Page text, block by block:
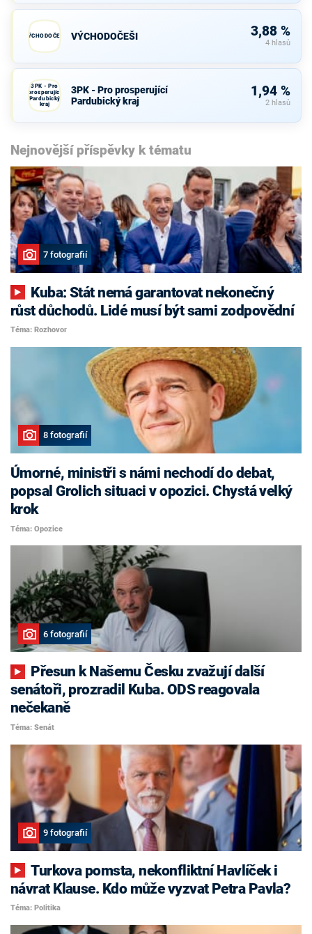
VÝCHODOČEŠI VÝCHODOČEŠI 3,88 %
4 hlasů
3PK - Pro
prosperující
Pardubický
kraj
3PK - Pro prosperující
Pardubický kraj
1,94 %
2 hlasů
Nejnovější příspěvky k tématu
7 fotografií
růst důchodů. Lidé musí být sami zodpovědní
Téma: Rozhovor
8 fotografií
Úmorné, ministři s námi nechodí do debat,
popsal Grolich situaci v opozici. Chystá velký
krok
Téma: Opozice
6 fotografií
senátoři, prozradil Kuba. ODS reagovala
nečekaně
Téma: Senát
9 fotografií
Turkova pomsta, nekonfliktní Havlíček i
návrat Klause. Kdo může vyzvat Petra Pavla?
Téma: Politika